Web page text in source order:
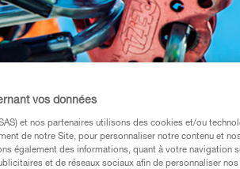
vos données
et nos partenaires utilisons des cookies et/ou
de notre Site, pour personnaliser notre contenu et
également des informations, quant à votre navigation
et de réseaux sociaux afin de personnaliser